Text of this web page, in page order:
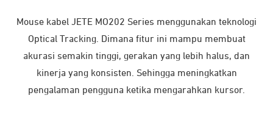
Mouse kabel JETE MO202 Series menggunakan teknologi
Optical Tracking. Dimana fitur ini mampu membuat
akurasi semakin tinggi, gerakan yang lebih halus, dan
kinerja yang konsisten. Sehingga meningkatkan
pengalaman pengguna ketika mengarahkan kursor.